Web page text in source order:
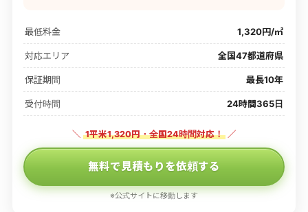
最低料金 1,320円/㎡
対応エリア 全国47都道府県
保証期間 最長10年
受付時間 24時間365日
＼ 1平米1,320円・全国24時間対応！ ／
無料で見積もりを依頼する
※公式サイトに移動します